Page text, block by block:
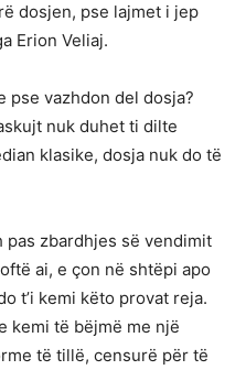
dosjen, pse lajmet i jep
Erion Veliaj.
pse vazhdon del dosja?
nuk duhet ti dilte
klasike, dosja nuk do të
pas zbardhjes së vendimit
ai, e çon në shtëpi apo
t’i kemi këto provat reja.
kemi të bëjmë me një
të tillë, censurë për të